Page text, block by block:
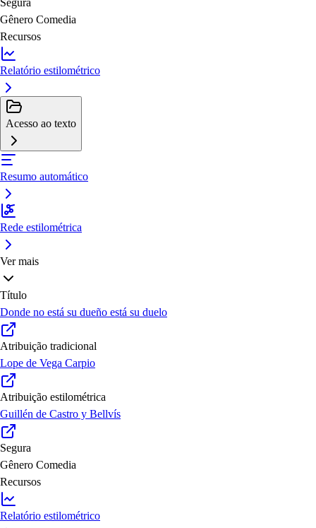
Segura
Gênero Comedia
Recursos
Relatório estilométrico
Acesso ao texto
Resumo automático
Rede estilométrica
Ver mais
Título
Donde no está su dueño está su duelo
Atribuição tradicional
Lope de Vega Carpio
Atribuição estilométrica
Guillén de Castro y Bellvís
Segura
Gênero Comedia
Recursos
Relatório estilométrico